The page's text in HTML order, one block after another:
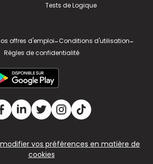
Tests de Logique
offres d'emploi-Conditions d'utilisation-
Règles de confidentialité
vos préférences en matière de
cookies